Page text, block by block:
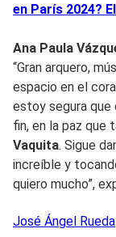
en París 2024?
Ana Paula
“Gran arquero,
espacio en el
estoy segura que
fin, en la paz que
Vaquita. Sigue
increíble y
quiero mucho”,
José Ángel Rueda